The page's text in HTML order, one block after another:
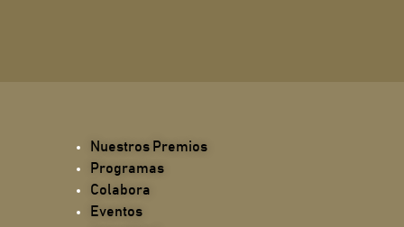
Nuestros Premios
Programas
Colabora
Eventos